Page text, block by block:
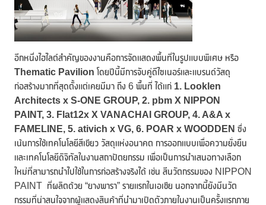
อีกหนึ่งไฮไลต์สำคัญของงานคือการจัดแสดงพื้นที่ในรูปแบบพิเศษ หรือ
Thematic Pavilion โดยปีนี้มีการจับคู่ดีไซเนอร์และแบรนด์วัสดุ
ก่อสร้างมากที่สุดตั้งแต่เคยมีมา ถึง 6 พื้นที่ ได้แก่ 1. Looklen
Architects x S-ONE GROUP, 2. pbm X NIPPON
PAINT, 3. Flat12x X VANACHAI GROUP, 4. A&A x
FAMELINE, 5. ativich x VG, 6. POAR x WOODDEN ซึ่ง
เน้นการใช้เทคโนโลยีสีเขียว วัสดุแห่งอนาคต การออกแบบเพื่อความยั่งยืน
และเทคโนโลยีดิจิทัลในงานสถาปัตยกรรม เพื่อเป็นการนำเสนอทางเลือก
ใหม่ที่สามารถนำไปใช้ในการก่อสร้างจริงได้ เช่น สีนวัตกรรมของ NIPPON
PAINT ที่ผลิตด้วย “ยางพารา” รายแรกในเอเชีย นอกจากนี้ยังมีนวัต
กรรมที่น่าสนใจจากผู้แสดงสินค้าที่นำมาเปิดตัวภายในงานเป็นครั้งแรกภาย